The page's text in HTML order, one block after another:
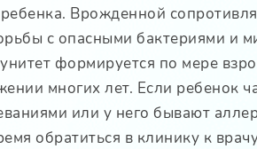
Врожденной
с опасными бактериями и
формируется по мере
многих лет. Если ребенок
или у него бывают
обратиться в клинику к